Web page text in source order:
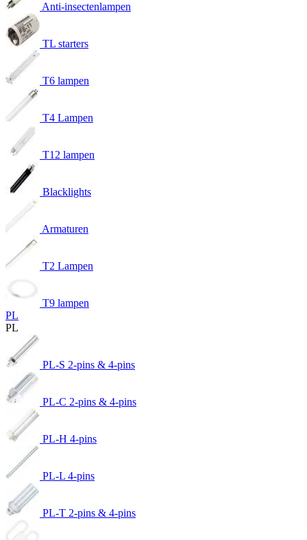
Anti-insectenlampen
TL starters
T6 lampen
T4 Lampen
T12 lampen
Blacklights
Armaturen
T2 Lampen
T9 lampen
PL
PL
PL-S 2-pins & 4-pins
PL-C 2-pins & 4-pins
PL-H 4-pins
PL-L 4-pins
PL-T 2-pins & 4-pins